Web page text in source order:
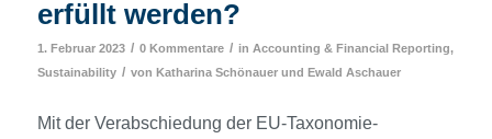
erfüllt werden?
1. Februar 2023 / 0 Kommentare / in Accounting & Financial Reporting,
Sustainability / von Katharina Schönauerund Ewald Aschauer
Mit der Verabschiedung der EU-Taxonomie-